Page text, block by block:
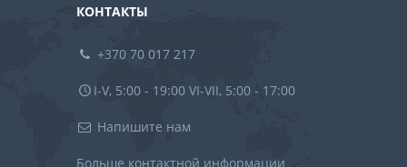
КОНТАКТЫ
+370 70 017 217
I-V, 5:00 - 19:00 VI-VII, 5:00 - 17:00
Напишите нам
Больше контактной информации